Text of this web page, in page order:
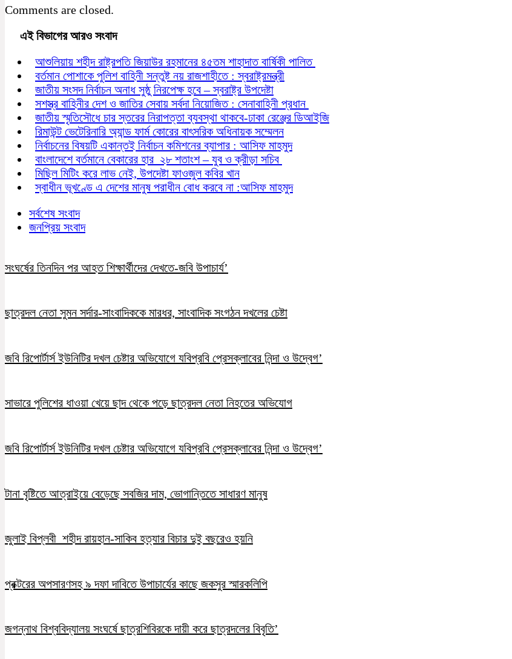
Comments are closed.
এই বিভাগের আরও সংবাদ
আশুলিয়ায় শহীদ রাষ্ট্রপতি জিয়াউর রহমানের ৪৫তম শাহাদাত বার্ষিকী পালিত
বর্তমান পোশাকে পুলিশ বাহিনী সন্তুষ্ট নয় রাজশাহীতে : স্বরাষ্ট্রমন্ত্রী
জাতীয় সংসদ নির্বাচন অনাধ সুষ্ঠু নিরপেক্ষ হবে – স্বরাষ্ট্র উপদেষ্টা
সশস্ত্র বাহিনীর দেশ ও জাতির সেবায় সর্বদা নিয়োজিত : সেনাবাহিনী প্রধান
জাতীয় স্মৃতিসৌধে চার স্তরের নিরাপত্তা ব্যবস্থা থাকবে-ঢাকা রেঞ্জের ডিআইজি
রিমাউন্ট ভেটেরিনারি অ্যান্ড ফার্ম কোরের বাৎসরিক অধিনায়ক সম্মেলন
নির্বাচনের বিষয়টি একান্তই নির্বাচন কমিশনের ব্যাপার : আসিফ মাহমুদ
বাংলাদেশে বর্তমানে বেকারের হার ২৮ শতাংশ – যুব ও ক্রীড়া সচিব
মিছিল মিটিং করে লাভ নেই, উপদেষ্টা ফাওজুল কবির খান
স্বাধীন ভূখণ্ডে এ দেশের মানুষ পরাধীন বোধ করবে না :আসিফ মাহমুদ
সর্বশেষ সংবাদ
জনপ্রিয় সংবাদ
সংঘর্ষের তিনদিন পর আহত শিক্ষার্থীদের দেখতে-জবি উপাচার্য’
ছাত্রদল নেতা সুমন সর্দার-সাংবাদিককে মারধর, সাংবাদিক সংগঠন দখলের চেষ্টা
জবি রিপোর্টার্স ইউনিটির দখল চেষ্টার অভিযোগে যবিপ্রবি প্রেসক্লাবের নিন্দা ও উদ্বেগ’
সাভারে পুলিশের ধাওয়া খেয়ে ছাদ থেকে পড়ে ছাত্রদল নেতা নিহতের অভিযোগ
জবি রিপোর্টার্স ইউনিটির দখল চেষ্টার অভিযোগে যবিপ্রবি প্রেসক্লাবের নিন্দা ও উদ্বেগ’
টানা বৃষ্টিতে আত্রাইয়ে বেড়েছে সবজির দাম, ভোগান্তিতে সাধারণ মানুষ
জুলাই বিপ্লবী শহীদ রায়হান-সাকিব হত্যার বিচার দুই বছরেও হয়নি
প্রক্টরের অপসারণসহ ৯ দফা দাবিতে উপাচার্যের কাছে জকসুর স্মারকলিপি
জগন্নাথ বিশ্ববিদ্যালয় সংঘর্ষে ছাত্রশিবিরকে দায়ী করে ছাত্রদলের বিবৃতি’